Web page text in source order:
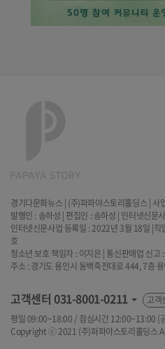
경기다문화뉴스 | (주)파파야스토리홀딩스 |
발행인 : 송하성 | 편집인 : 송하성 | 인터넷신문
인터넷신문사업 등록일 : 2022년 3월 18일 |
호
청소년 보호 책임자 : 이지은 | 통신판매업 신
주소 : 경기도 용인시 동백죽전대로 444, 7층
고객센터 031-8001-0211
고객
평일 09:00~18:00 / 점심시간 12:00~13:00 (
Copyright ⓒ 2021 (주)파파야스토리홀딩스